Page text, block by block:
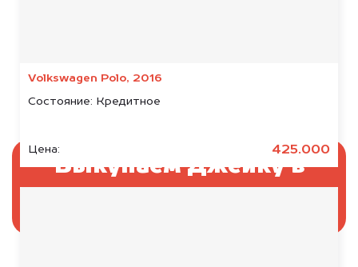
Volkswagen Polo, 2016
Состояние: Кредитное
Цена: 425.000
Выкупаем Джейку в